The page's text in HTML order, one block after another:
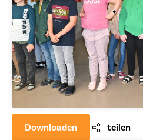
Downloaden teilen